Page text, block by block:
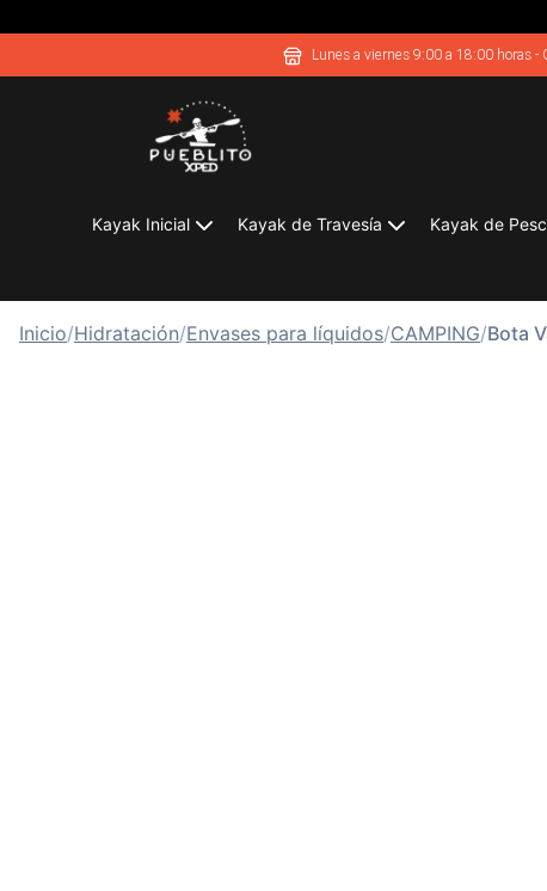
Lunes a viernes 9:00 a 18:00 horas -
Kayak Inicial Kayak de Travesía Kayak de
Inicio/Hidratación/Envases para líquidos/CAMPING/Bota